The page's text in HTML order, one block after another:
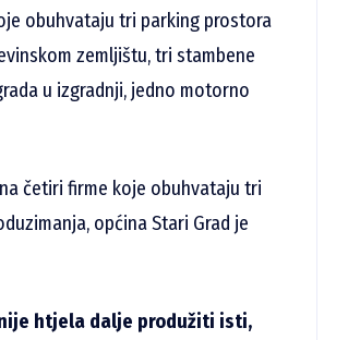
obuhvataju tri parking prostora
zemljištu, tri stambene
u izgradnji, jedno motorno
četiri firme koje obuhvataju tri
općina Stari Grad je
htjela dalje produžiti isti,